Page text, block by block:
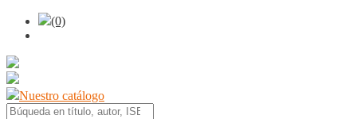
(0)
Nuestro catálogo